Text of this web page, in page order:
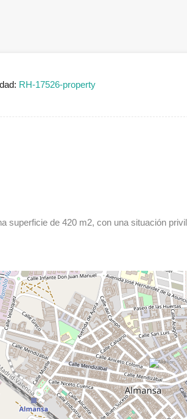
RH-17526-property
superficie de 420 m2, con una situación